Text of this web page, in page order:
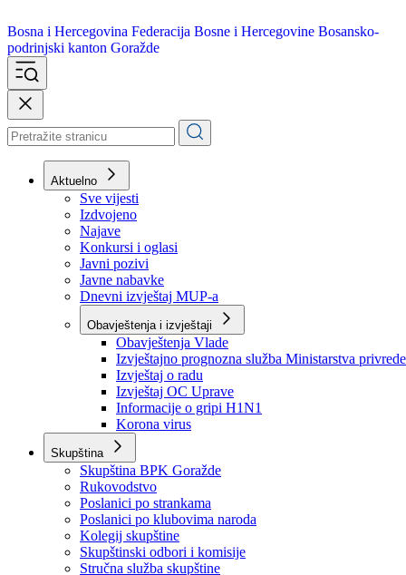
Bosna i Hercegovina
podrinjski kanton Goražde
Aktuelno
Sve vijesti
Izdvojeno
Najave
Konkursi i oglasi
Javni pozivi
Javne nabavke
Dnevni izvještaj MUP-a
Obavještenja i izvještaji
Obavještenja Vlade
Izvještajno prognozna služba Ministarstva privrede
Izvještaj o radu
Izvještaj OC Uprave
Informacije o gripi H1N1
Korona virus
Skupština
Skupština BPK Goražde
Rukovodstvo
Poslanici po strankama
Poslanici po klubovima naroda